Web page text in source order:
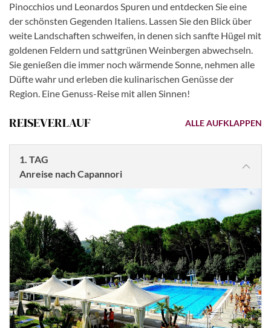
Pinocchios und Leonardos Spuren und entdecken Sie eine
der schönsten Gegenden Italiens. Lassen Sie den Blick über
weite Landschaften schweifen, in denen sich sanfte Hügel mit
goldenen Feldern und sattgrünen Weinbergen abwechseln.
Sie genießen die immer noch wärmende Sonne, nehmen alle
Düfte wahr und erleben die kulinarischen Genüsse der
Region. Eine Genuss-Reise mit allen Sinnen!
REISEVERLAUF ALLE AUFKLAPPEN
1. TAG
Anreise nach Capannori